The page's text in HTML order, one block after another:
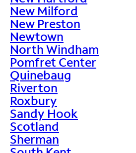
New Milford
New Preston
Newtown
North Windham
Pomfret Center
Quinebaug
Riverton
Roxbury
Sandy Hook
Scotland
Sherman